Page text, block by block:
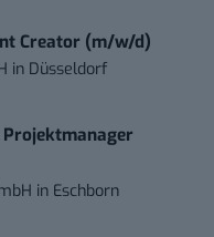
Creator (m/w/d)
in Düsseldorf
in Eschborn